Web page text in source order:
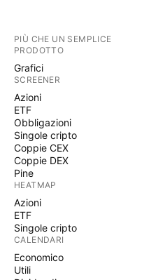
PIÙ CHE UN SEMPLICE
PRODOTTO
Grafici
SCREENER
Azioni
ETF
Obbligazioni
Singole cripto
Coppie CEX
Coppie DEX
Pine
HEATMAP
Azioni
ETF
Singole cripto
CALENDARI
Economico
Utili